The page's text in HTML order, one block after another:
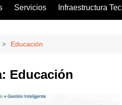
Servicios Infraestructura
Educación
Educación